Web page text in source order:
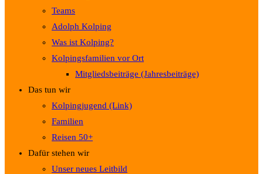
Teams
Adolph Kolping
Was ist Kolping?
Kolpingsfamilien vor Ort
Mitgliedsbeiträge (Jahresbeiträge)
Das tun wir
Kolpingjugend (Link)
Familien
Reisen 50+
Dafür stehen wir
Unser neues Leitbild